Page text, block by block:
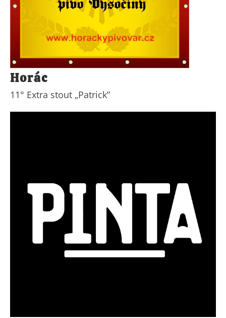
Horác
11° Extra stout „Patrick”